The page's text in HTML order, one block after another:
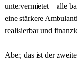
untervermietet – alle
eine stärkere
realisierbar und
Aber, das ist der